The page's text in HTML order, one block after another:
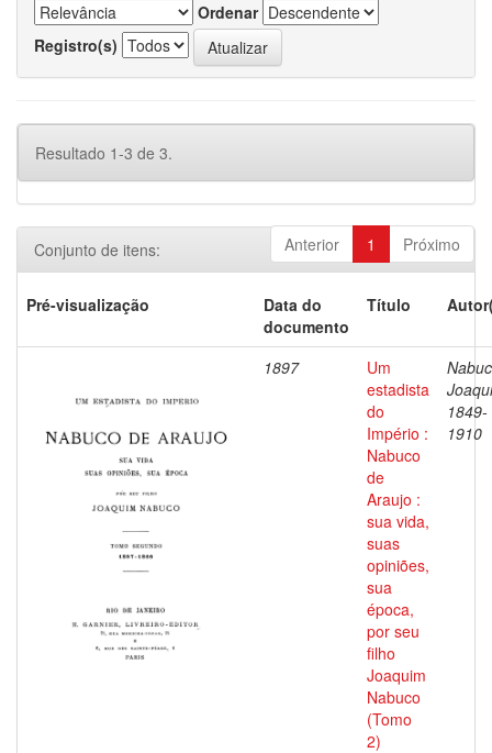
Ordenar
Registro(s)
Resultado 1-3 de 3.
Anterior 1 Próximo
Conjunto de itens:
Pré-visualização
Data do
documento
Título
1897
Um
estadista
do
Império :
Nabuco
de
Araujo :
sua vida,
suas
opiniões,
sua
época,
por seu
filho
Joaquim
Nabuco
(Tomo
2)
1849-
1910